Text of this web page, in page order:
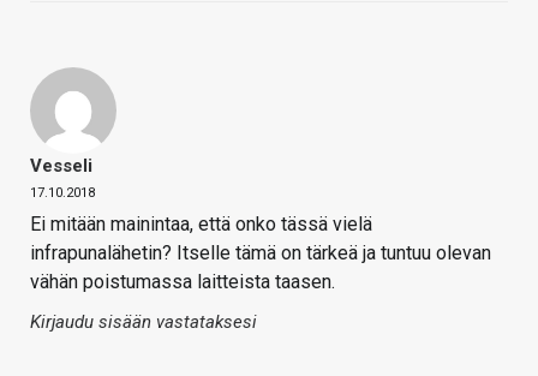
Vesseli
17.10.2018
Ei mitään mainintaa, että onko tässä vielä
infrapunalähetin? Itselle tämä on tärkeä ja tuntuu olevan
vähän poistumassa laitteista taasen.
Kirjaudu sisään vastataksesi